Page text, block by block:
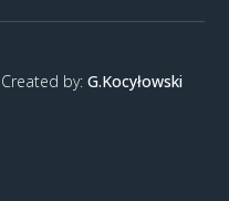
Created by: G.Kocyłowski